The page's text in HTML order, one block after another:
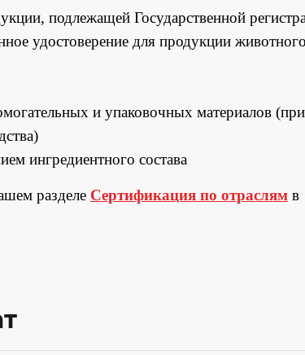
подлежащей Государственной
удостоверение для продукции животного
и упаковочных материалов (при
ингредиентного состава
разделе Сертификация по отраслям в